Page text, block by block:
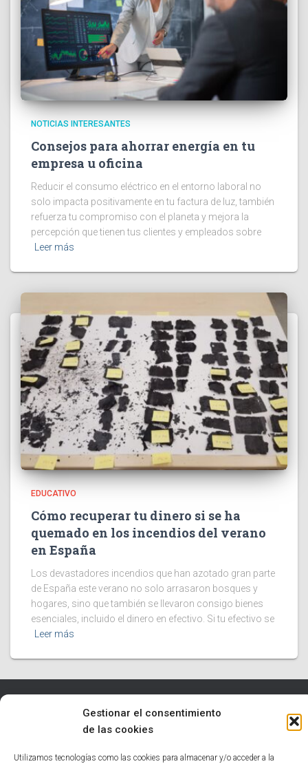
Gestionar el consentimiento
de las cookies
Utilizamos tecnologías como las cookies para almacenar y/o acceder a la
NOTICIAS INTERESANTES
Consejos para ahorrar energía en tu
empresa u oficina
Reducir el consumo eléctrico en el entorno laboral no
solo impacta positivamente en tu factura de luz, también
refuerza tu compromiso con el planeta y mejora la
percepción que tienen tus clientes y empleados sobre
Leer más
EDUCATIVO
Cómo recuperar tu dinero si se ha
quemado en los incendios del verano
en España
Los devastadores incendios que han azotado gran parte
de España este verano no solo arrasaron bosques y
hogares, sino que también se llevaron consigo bienes
esenciales, incluido el dinero en efectivo. Si tu efectivo se
Leer más
TECNOLOGÍA EDUCATIVO